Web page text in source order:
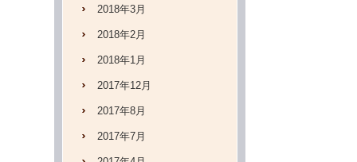
2018年3月
2018年2月
2018年1月
2017年12月
2017年8月
2017年7月